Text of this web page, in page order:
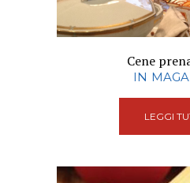
Cene
IN
LEGGI